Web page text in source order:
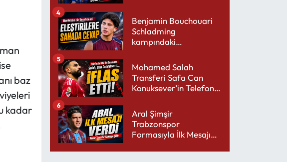
baz
kadar
Benjamin Bouchouari
Schladming
kampındaki
4
Mohamed Salah
Transferi Safa Can
Konuksever’in Telefon
5
Aral Şimşir
Trabzonspor
Formasıyla İlk Mesajını
6